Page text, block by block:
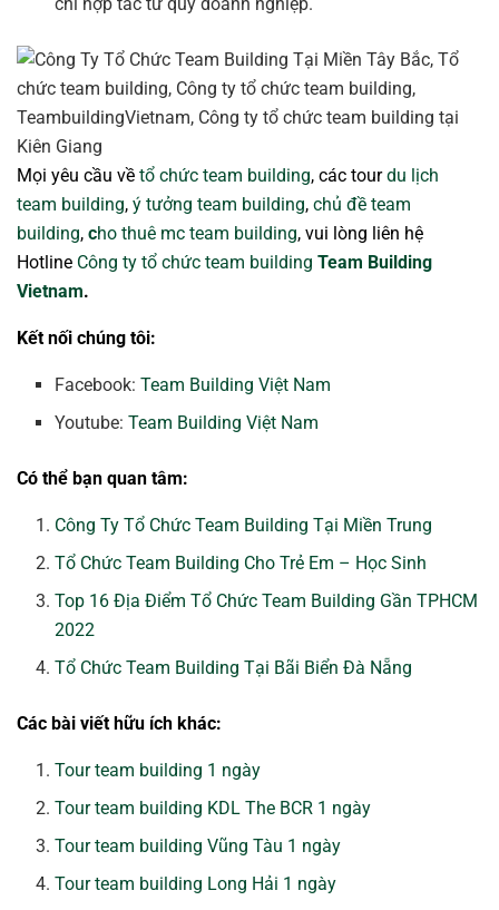
Mọi yêu cầu về tổ chức team building, các tourdu lịch
team building, ý tưởng team building, chủ đề team
building, cho thuê mc team building, vui lòng liên hệ
Hotline Công ty tổ chức team building Team Building
Vietnam.
Kết nối chúng tôi:
Facebook:Team Building Việt Nam
Youtube:Team Building Việt Nam
Có thể bạn quan tâm:
Công Ty Tổ Chức Team Building Tại Miền Trung
Tổ Chức Team Building Cho Trẻ Em – Học Sinh
Top 16 Địa Điểm Tổ Chức Team Building Gần TPHCM
2022
Tổ Chức Team Building Tại Bãi Biển Đà Nẵng
Các bài viết hữu ích khác:
Tour team building 1 ngày
Tour team building KDL The BCR 1 ngày
Tour team building Vũng Tàu 1 ngày
Tour team building Long Hải 1 ngày